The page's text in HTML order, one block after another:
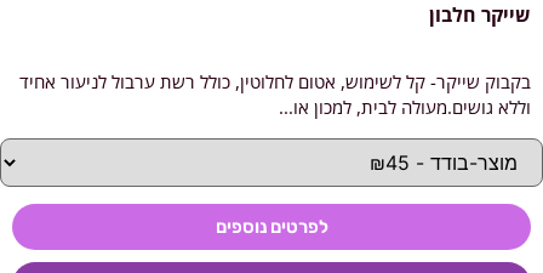
שייקר חלבון
לפרטים נוספים
בקבוק שייקר- קל לשימוש, אטום לחלוטין, כולל רשת ערבול לניעור אחיד
וללא גושים.מעולה לבית, למכון או...